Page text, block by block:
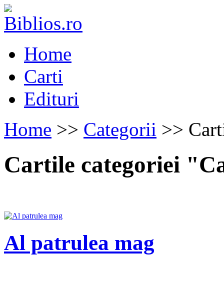
Home
Carti
Edituri
Home >> Categorii >>
Cartile categoriei
Al patrulea mag